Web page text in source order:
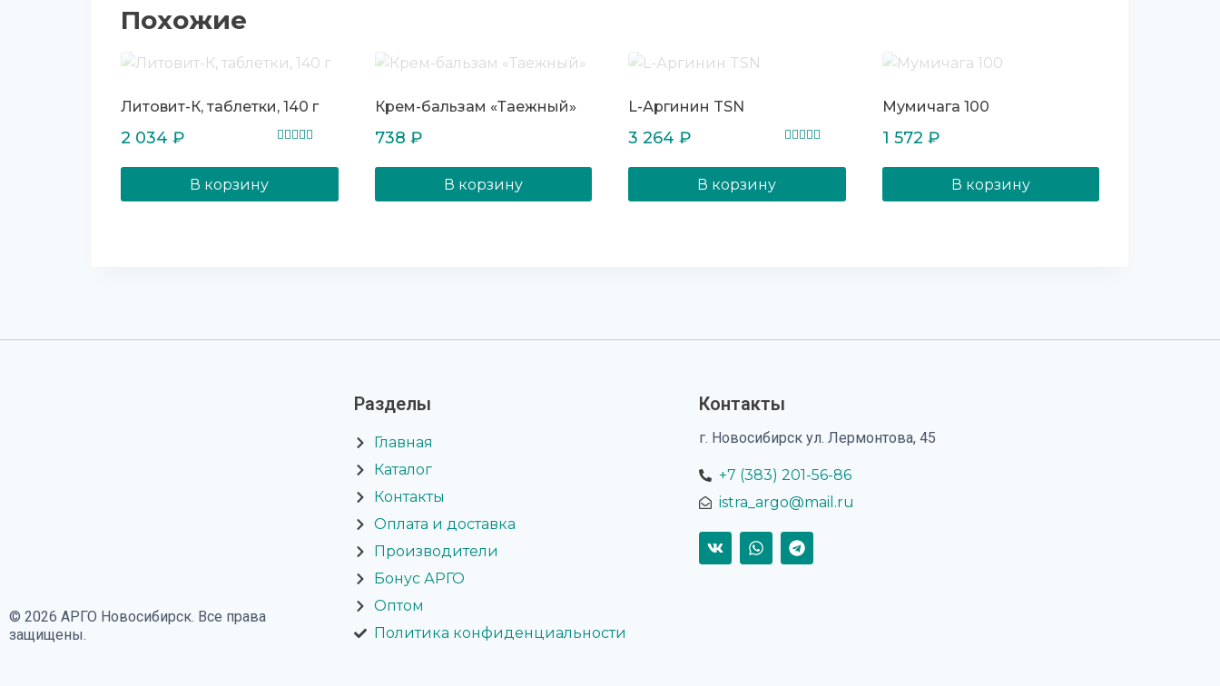
Похожие
Литовит-К, таблетки, 140 г
5.00
2 034 ₽
В корзину
Крем-бальзам «Таежный»
738 ₽
В корзину
L-Аргинин TSN
5.00
3 264 ₽
В корзину
Мумичага 100
1 572 ₽
В корзину
© 2026 АРГО Новосибирск. Все права
защищены.
Разделы
Главная
Каталог
Контакты
Оплата и доставка
Производители
Бонус АРГО
Оптом
Политика конфиденциальности
Контакты
г. Новосибирск ул. Лермонтова, 45
+7 (383) 201-56-86
istra_argo@mail.ru